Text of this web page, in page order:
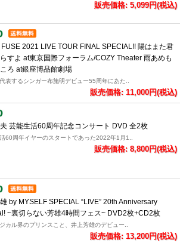
販売価格: 5,099円(税込)
FUSE 2021 LIVE TOUR FINAL SPECIAL!! 陽はまた君
すよ at東京国際フォーラム/COZY Theater 雨あめも
ろ at銀座博品館劇場
表するシンガー布施明デビュー55周年にあた..
販売価格: 11,000円(税込)
芸能生活60周年記念コンサート DVD 全2枚
60周年イヤーのスタートであった2022年1月1..
販売価格: 8,800円(税込)
by MYSELF SPECIAL “LIVE” 20th Anniversary
~裏切らない芳雄4時間フェス~ DVD2枚+CD2枚
カル界のプリンスこと、井上芳雄のデビュー..
販売価格: 13,200円(税込)